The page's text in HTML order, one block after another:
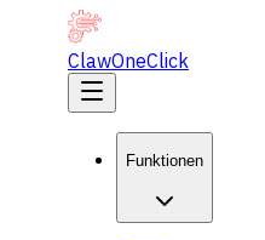
ClawOneClick
Funktionen